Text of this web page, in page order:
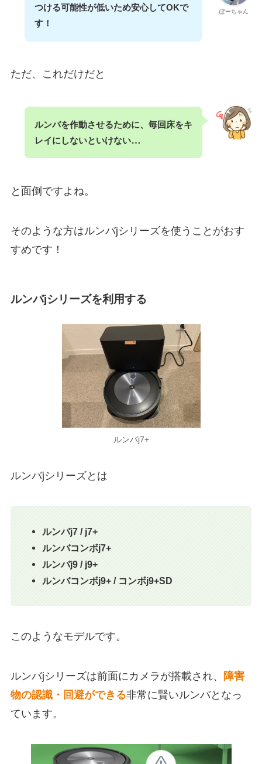
ぽーちゃん
つける可能性が低いため安心してOKで
す！
ただ、これだけだと
ルンバを作動させるために、毎回床をキ
レイにしないといけない…
と面倒ですよね。
そのような方はルンバjシリーズを使うことがおす
すめです！
ルンバjシリーズを利用する
ルンバj7+
ルンバjシリーズとは
ルンバj7 / j7+
ルンバコンボj7+
ルンバj9 / j9+
ルンバコンボj9+ / コンボj9+SD
このようなモデルです。
ルンバjシリーズは前面にカメラが搭載され、
障害
物の認識・回避ができる非常に賢いルンバとなっ
ています。